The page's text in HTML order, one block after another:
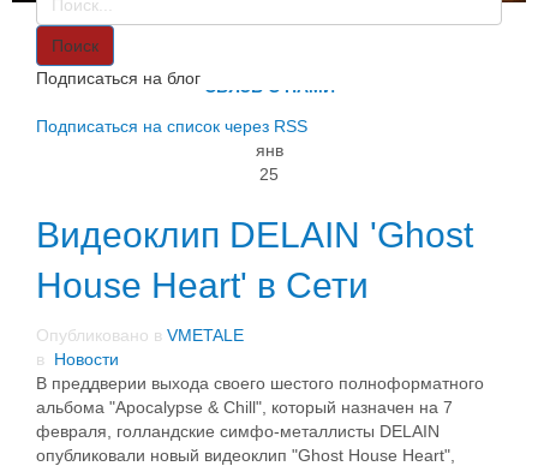
СВЯЗЬ С НАМИ
Поиск
Подписаться на блог
Подписаться на список через RSS
янв
25
Видеоклип DELAIN 'Ghost
House Heart' в Сети
Опубликовано в VMETALE
в Новости
В преддверии выхода своего шестого полноформатного
альбома "Apocalypse & Chill", который назначен на 7
февраля, голландские симфо-металлисты DELAIN
опубликовали новый видеоклип "Ghost House Heart",